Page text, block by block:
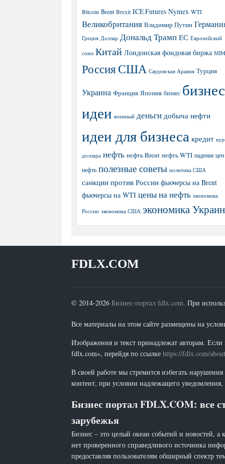
Bitcoin Brent Brexit ICE Futures Nymex WTI
Великобритания Владимир Путин
Греция Доллар Дональд Трамп ЕС Европейский
союз Китай Лондонская фондовая биржа
РоссияСША Саудовская Аравия Турция
Украина Франция Япония бизнес бизнес
идеи военный деньги добыча нефти
идеи для бизнеса кредит
доллара нефть нефть Brent нефть WTI падение
нефть полезные советы политика США
санкции против России фьючерсы на Brent
фьючерсы на WTI цены на нефть экономика
России экономика США экономика
FDLX.COM
© 2014-2026 Бизнес-портал fdlx.com. При
Все материалы на этом сайте размещены на
Изображения и текст принадлежат авторам.
fdlx.com», перейдя по ссылке https://fdlx.com/
В своей работе мы стремится избегать
контент, при условии надлежащего
Бизнес портал FDLX.COM: все
зарубежья
Бизнес – это целый океан событий и новостей,
нет проверенного справедливого источника
предоставляя пользователям обширный спектр